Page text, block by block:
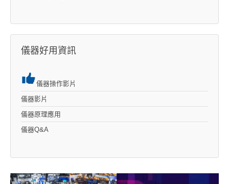
儀器好用資訊
儀器操作影片
儀器影片
儀器原理應用
儀器Q&A